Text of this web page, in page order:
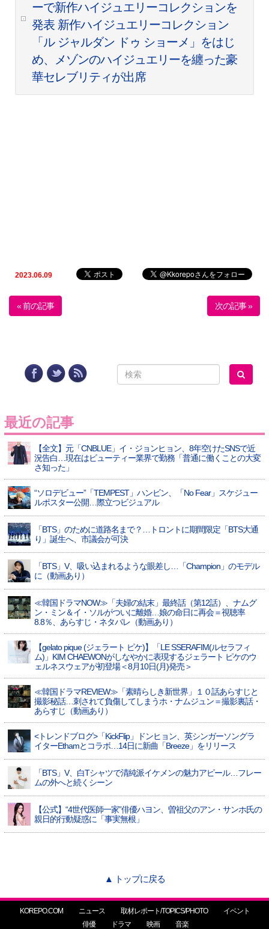
ーで新作ハイジュエリーコレクションを
発表 新作ハイジュエリーコレクション
「ル ジャルダン ドゥ ショーメ」をはじ
め、メゾンのハイジュエリーを纏った豪
華セレブリティが出席
2023.06.09
« 前の記事 次の記事 »
最近の記事
【全文】元「CNBLUE」イ・ジョンヒョン、8年空けたSNSで近
況告白…現在はビューティー業界で勤務「普通に働くことの大変
さ知った」
“ソロデビュー”「TEMPEST」ハンビン、「No Fear」スケジュー
ルポスター公開…際立つビジュアル
「BTS」のために道路名まで？…トロントに期間限定「BTS大通
り」誕生へ、市議会が可決
「BTS」V、吸い込まれるような眼差し…「Champion」のモデル
に（動画あり）
≪韓国ドラマNOW≫「夫婦の結末」最終話（第12話）、ナムグ
ン・ミン＆イ・ソルがついに離婚…娘の命日に再会＝視聴率
8.8％、あらすじ・ネタバレ（動画あり）
【gelato pique (ジェラート ピケ)】「LE SSERAFIM(ルセラフィ
ム)」KIM CHAEWONがしなやかに表現するジェラート ピケのウ
ェルネスウェアが初登場＜8月10日(月)発売＞
≪韓国ドラマREVIEW≫「素晴らしき新世界」１０話あらすじと
撮影秘話…刺されて負傷してしまうホ・ナムジュン＝撮影裏話・
あらすじ（動画あり）
<トレンドブログ>「KickFlip」ドンヒョン、英シンガーソングラ
イターEthamとコラボ…14日に新曲「Breeze」をリリース
「BTS」V、白Tシャツで清純派イケメンの魅力アピール…フレー
ムの外へと続くシーン
【公式】“4世代医師一家”俳優ハヨン、曽祖父のアン・サンホ氏の
親日的行動疑惑に「事実無根」
▲ トップに戻る
KOREPO.COM ニュース 取材レポート/TOPICS/PHOTO
イベント
俳優
ドラマ 映画 音楽